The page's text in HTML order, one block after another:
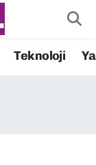
Teknoloji